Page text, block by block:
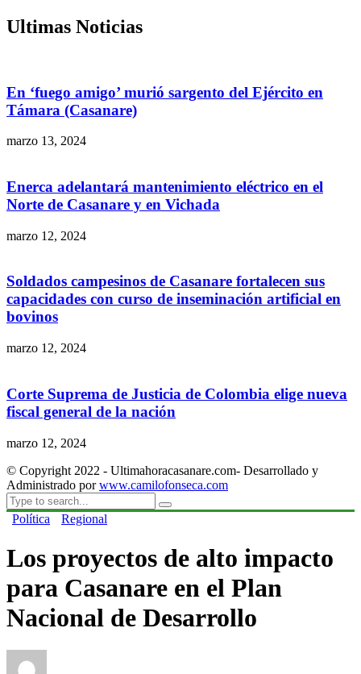
Ultimas Noticias
En ‘fuego amigo’ murió sargento del Ejército en
Támara (Casanare)
marzo 13, 2024
Enerca adelantará mantenimiento eléctrico en el
Norte de Casanare y en Vichada
marzo 12, 2024
Soldados campesinos de Casanare fortalecen sus
capacidades con curso de inseminación artificial en
bovinos
marzo 12, 2024
Corte Suprema de Justicia de Colombia elige nueva
fiscal general de la nación
marzo 12, 2024
© Copyright 2022 - Ultimahoracasanare.com- Desarrollado y
Administrado porwww.camilofonseca.com
Política Regional
Los proyectos de alto impacto
para Casanare en el Plan
Nacional de Desarrollo